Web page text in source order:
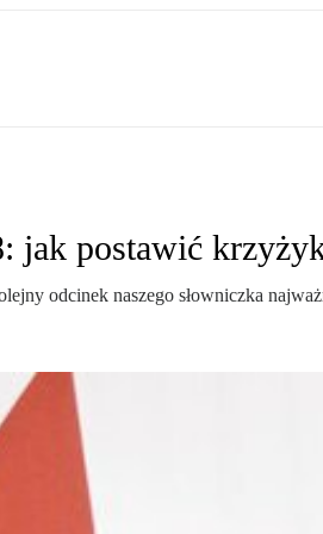
jak postawić
odcinek naszego słowniczka